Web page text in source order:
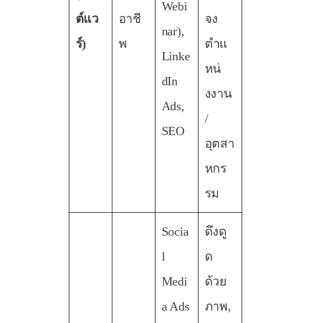
ต์แว
ร์)
อาชี
พ
Webi
nar),
Linke
dIn
Ads,
SEO
จง
ตำแ
หน่
งงาน
/
อุตสา
หกร
รม
Socia
l
Medi
a Ads
ดึงดู
ด
ด้วย
ภาพ,